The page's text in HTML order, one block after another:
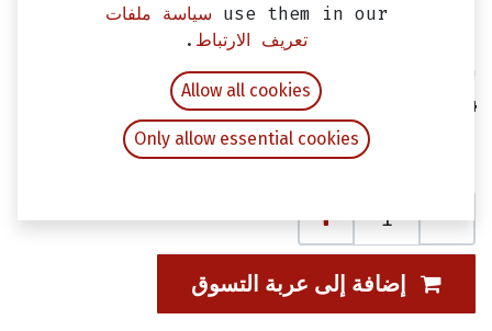
سير سيمفوني اس، اس ار، اس تي، جيت
14 & جيت اكس ياشين (860)
EGP شامل ضريبة القيمة المضافة
إضافة إلى عربة التسوق
use them in our سياسة ملفات
تعريف الارتباط .
Allow all cookies
Only allow essential cookies